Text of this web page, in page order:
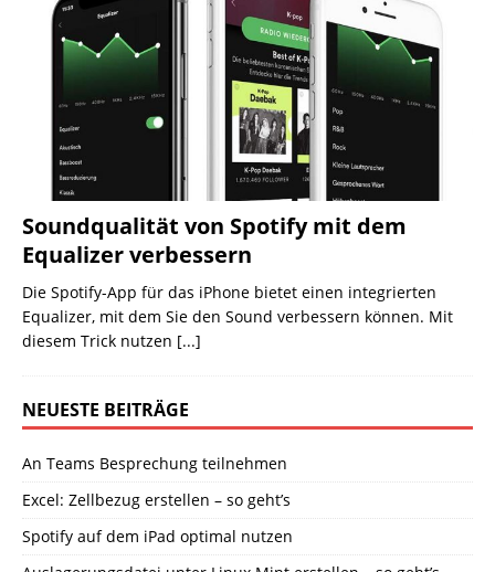
Soundqualität von Spotify mit dem
Equalizer verbessern
Die Spotify-App für das iPhone bietet einen integrierten
Equalizer, mit dem Sie den Sound verbessern können. Mit
diesem Trick nutzen [...]
NEUESTE BEITRÄGE
An Teams Besprechung teilnehmen
Excel: Zellbezug erstellen – so geht’s
Spotify auf dem iPad optimal nutzen